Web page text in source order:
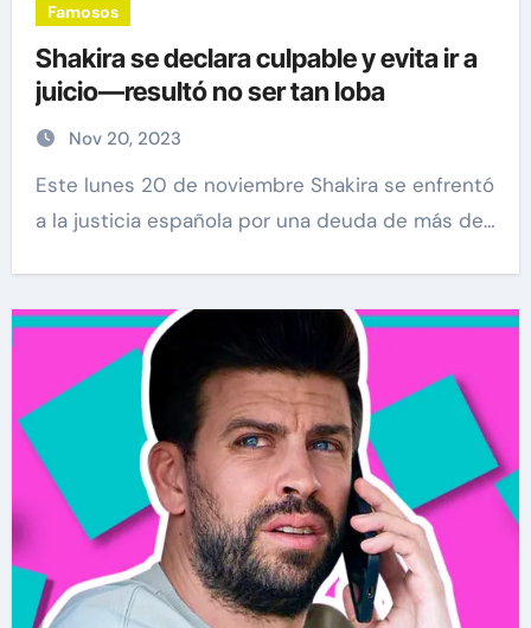
Famosos
Shakira se declara culpable y evita ir a
juicio—resultó no ser tan loba
Nov 20, 2023
Este lunes 20 de noviembre Shakira se enfrentó
a la justicia española por una deuda de más de…